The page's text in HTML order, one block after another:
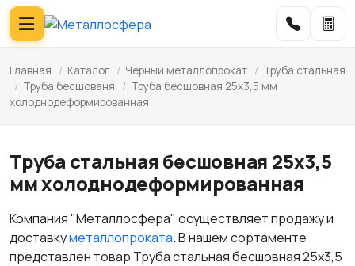
Главная / Каталог / Черный металлопрокат / Труба стальная
/ Труба бесшованя / Труба бесшовная 25х3,5 мм
холоднодеформированная
Труба стальная бесшовная 25х3,5
мм холоднодеформированная
Компания "Металлосфера" осуществляет продажу и
доставкуметаллопроката. В нашем сортаменте
представлен товар Труба стальная бесшовная 25х3,5